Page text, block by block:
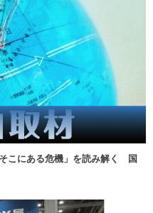
こにある危機」を読み解く 国